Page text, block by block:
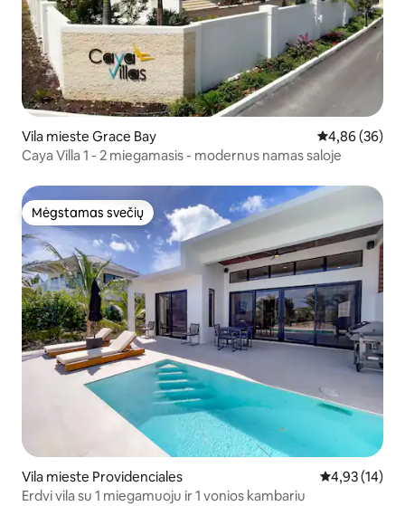
Vila mieste Grace Bay Vidutinis
4,86 (36)
Caya Villa 1 - 2 miegamasis - modernus namas saloje
Mėgstamas svečių
Mėgstamas svečių
Vila mieste Providenciales Vidutinis
4,93 (14)
Erdvi vila su 1 miegamuoju ir 1 vonios kambariu